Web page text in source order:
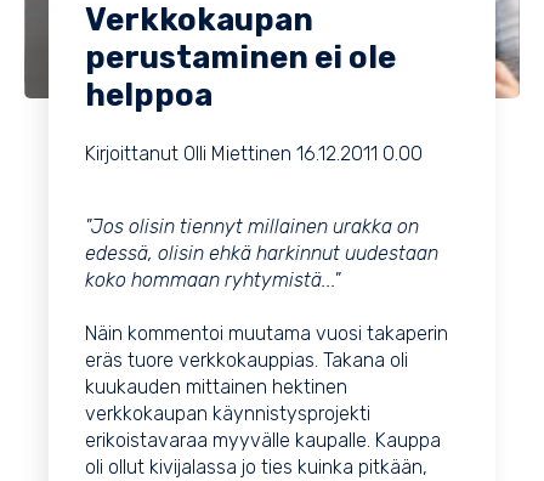
Verkkokaupan
perustaminen ei ole
helppoa
Kirjoittanut Olli Miettinen 16.12.2011 0.00
"Jos olisin tiennyt millainen urakka on
edessä, olisin ehkä harkinnut uudestaan
koko hommaan ryhtymistä..."
Näin kommentoi muutama vuosi takaperin
eräs tuore verkkokauppias. Takana oli
kuukauden mittainen hektinen
verkkokaupan käynnistysprojekti
erikoistavaraa myyvälle kaupalle. Kauppa
oli ollut kivijalassa jo ties kuinka pitkään,